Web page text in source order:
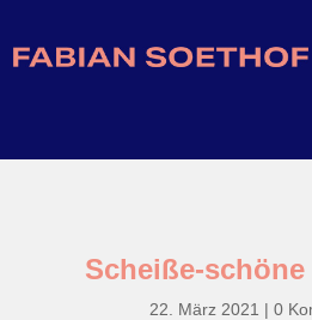
Scheiße-
22. März 2021 | 0